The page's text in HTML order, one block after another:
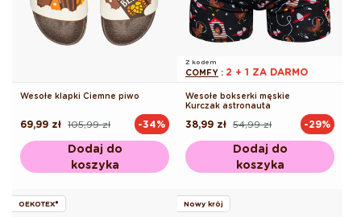
Wesołe klapki Ciemne piwo
Cena
105,99 zł
Cena
69,99 zł -34%
Dodaj do
koszyka
Z kodem
COMFY : 2 + 1 ZA DARMO
Wesołe bokserki męskie
Kurczak astronauta
Cena
54,99 zł
Cena
38,99 zł -29%
Dodaj do
koszyka
OEKOTEX® Nowy krój